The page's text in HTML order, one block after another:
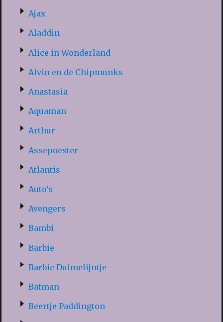
Ajax
Aladdin
Alice in Wonderland
Alvin en de Chipmunks
Anastasia
Aquaman
Arthur
Assepoester
Atlantis
Auto’s
Avengers
Bambi
Barbie
Barbie Duimelijntje
Batman
Beertje Paddington